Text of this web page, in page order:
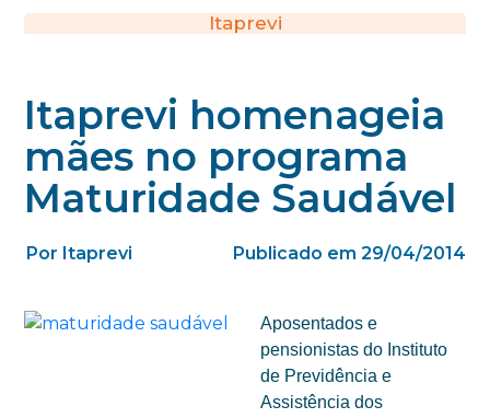
Itaprevi
Itaprevi homenageia
mães no programa
Maturidade Saudável
Por Itaprevi Publicado em 29/04/2014
Aposentados e
pensionistas do Instituto
de Previdência e
Assistência dos